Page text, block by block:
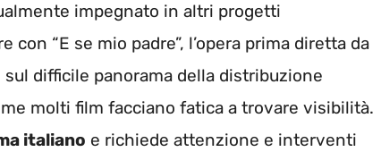
impegnato in altri progetti
“E se mio padre”, l’opera prima diretta da
difficile panorama della distribuzione
molti film facciano fatica a trovare visibilità.
italiano e richiede attenzione e interventi